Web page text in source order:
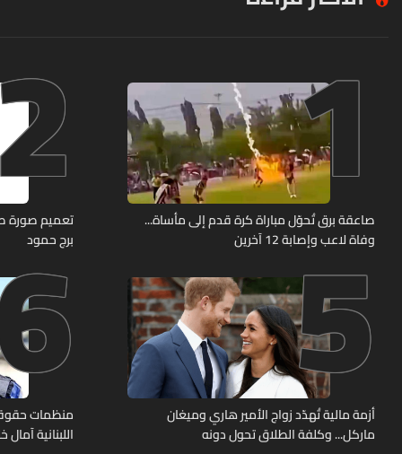
1
صاعقة برق تُحوّل مباراة كرة قدم إلى مأساة...
وفاة لاعب وإصابة 12 آخرين
برج حمود
5
أزمة مالية تُهدّد زواج الأمير هاري وميغان
ماركل... وكلفة الطلاق تحول دونه
منظمات
اللبنانية